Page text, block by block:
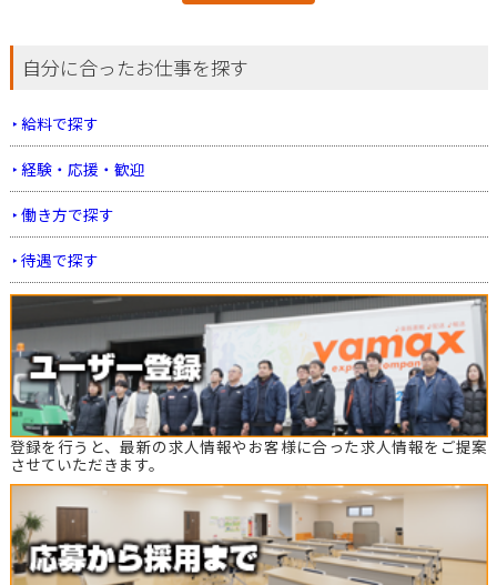
自分に合ったお仕事を探す
給料で探す
経験・応援・歓迎
働き方で探す
待遇で探す
登録を行うと、最新の求人情報やお客様に合った求人情報をご提案
させていただきます。